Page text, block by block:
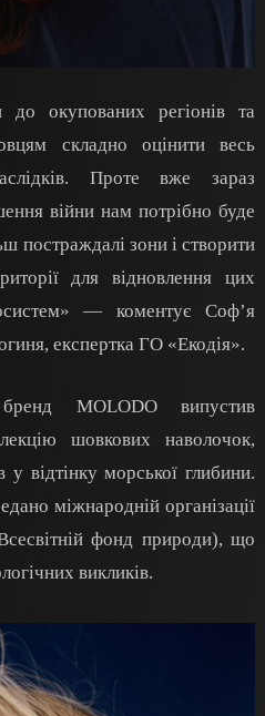
окупованих регіонів та
складно оцінити весь
Проте вже зараз
війни нам потрібно буде
постраждалі зони і створити
для відновлення цих
— коментує Соф’я
експертка ГО «Екодія».
MOLODO випустив
шовкових наволочок,
відтінку морської глибини.
міжнародній організації
фонд природи), що
викликів.